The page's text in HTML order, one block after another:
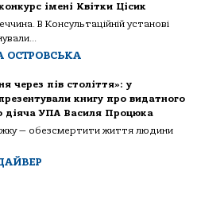
імені Квітки Цісик
В Консультаційній установі
через пів століття»: у
книгу про видатного
діяча УПА Василя Процюка
— обезсмертити життя людини